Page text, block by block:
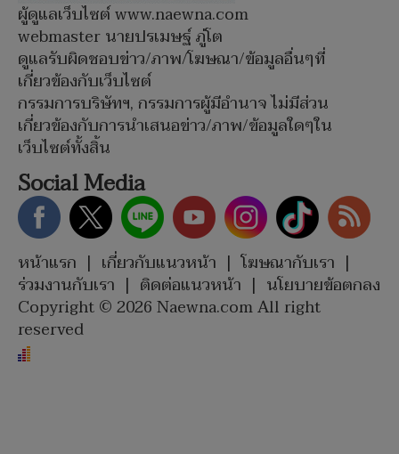
ผู้ดูแลเว็บไซต์ www.naewna.com
webmaster นายปรเมษฐ์ ภู่โต
ดูแลรับผิดชอบข่าว/ภาพ/โฆษณา/ข้อมูลอื่นๆที่
เกี่ยวข้องกับเว็บไซต์
กรรมการบริษัทฯ, กรรมการผู้มีอำนาจ ไม่มีส่วน
เกี่ยวข้องกับการนำเสนอข่าว/ภาพ/ข้อมูลใดๆใน
เว็บไซต์ทั้งสิ้น
Social Media
หน้าแรก | เกี่ยวกับแนวหน้า | โฆษณากับเรา |
ร่วมงานกับเรา | ติดต่อแนวหน้า | นโยบายข้อตกลง
Copyright © 2026 Naewna.com All right
reserved